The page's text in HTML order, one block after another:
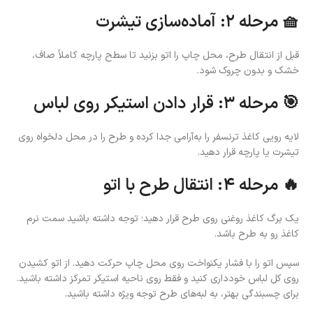
🧺 مرحله ۲: آماده‌سازی تیشرت
قبل از انتقال طرح، محل چاپ را اتو بزنید تا سطح پارچه کاملاً صاف،
خشک و بدون چروک شود.
🎯 مرحله ۳: قرار دادن استیکر روی لباس
لایه رویی کاغذ ترنسفر را به‌آرامی جدا کرده و طرح را در محل دلخواه روی
تیشرت یا پارچه قرار دهید.
🔥 مرحله ۴: انتقال طرح با اتو
یک برگ کاغذ روغنی روی طرح قرار دهید؛ توجه داشته باشید سمت نرم
کاغذ رو به طرح باشد.
سپس اتو را با فشار یکنواخت روی محل چاپ حرکت دهید. از اتو کشیدن
روی کل لباس خودداری کنید و فقط روی ناحیه استیکر تمرکز داشته باشید.
برای چسبندگی بهتر، به لبه‌های طرح توجه ویژه داشته باشید.